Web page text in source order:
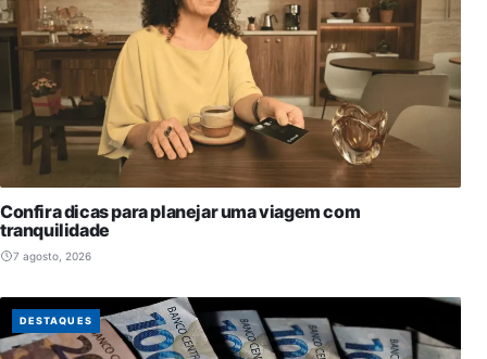
Confira dicas para planejar uma viagem com
tranquilidade
7 agosto, 2026
DESTAQUES